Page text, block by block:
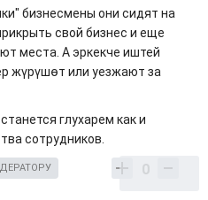
бизнесмены они сидят на
свой бизнес и еще
места. А эркекче иштей
жүрүшөт или уезжают за
глухарем как и
сотрудников.
0